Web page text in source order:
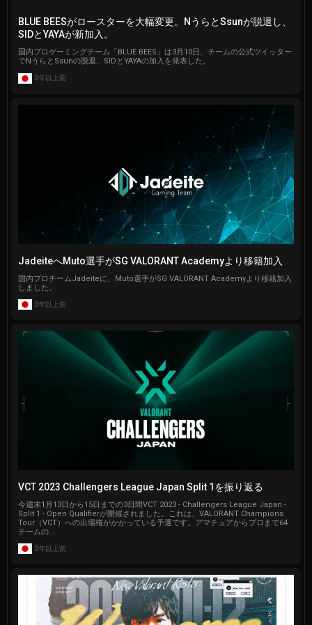
BLUE BEESがロースターを大幅変更。NうらとSsunが脱退し、
SIDとYAYAが新加入。
国内プロゲーミングチーム「BLUE BEES」は3月10日、チームの公式ツイッター
でNうらとSsunの脱退、SIDとYAYAの加入を発表した。
3年以上前
JadeiteへMuto選手がSG VALORANT Academyより移籍加入
国内プロチームJadeiteに、Muto選手がSG VALORANT Academyより移籍加入
しました。
3年以上前
VCT 2023 Challengers League Japan Split 1を振り返る
今週末1月13日から15日までの3日間VCT 2023 - Challengers League Japan -
Split 1 - Open Qualifierが開催されました。これは、VALORANT Champions
Tour（VCT）への出場権がかかっている予選です。アマチュアからプロまで64
チームの...
3年以上前